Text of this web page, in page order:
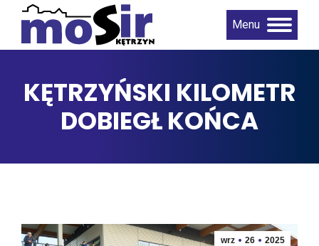
Menu
KĘTRZYŃSKI KILOMETR
DOBIEGŁ KOŃCA
wrz 26 2025